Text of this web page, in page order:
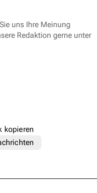
uns Ihre Meinung
Redaktion gerne unter
kopieren